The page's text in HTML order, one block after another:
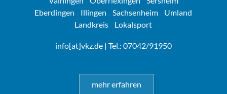
Eberdingen
Illingen Sachsenheim
Umland
Landkreis
Lokalsport
info[at]vkz.de| Tel.: 07042/91950
mehr erfahren